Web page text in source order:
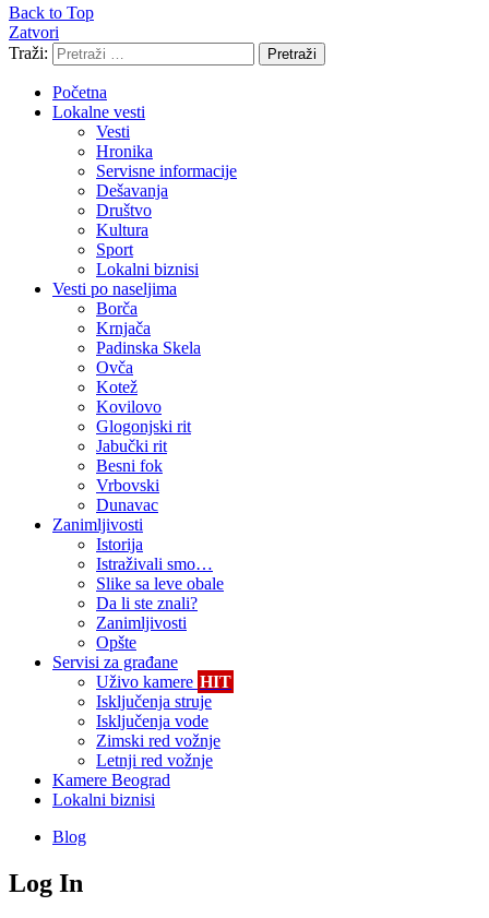
Back to Top
Zatvori
Traži:
Pretraži
Početna
Lokalne vesti
Vesti
Hronika
Servisne informacije
Dešavanja
Društvo
Kultura
Sport
Lokalni biznisi
Vesti po naseljima
Borča
Krnjača
Padinska Skela
Ovča
Kotež
Kovilovo
Glogonjski rit
Jabučki rit
Besni fok
Vrbovski
Dunavac
Zanimljivosti
Istorija
Istraživali smo…
Slike sa leve obale
Da li ste znali?
Zanimljivosti
Opšte
Servisi za građane
Uživo kamere HIT
Isključenja struje
Isključenja vode
Zimski red vožnje
Letnji red vožnje
Kamere Beograd
Lokalni biznisi
Blog
Log In